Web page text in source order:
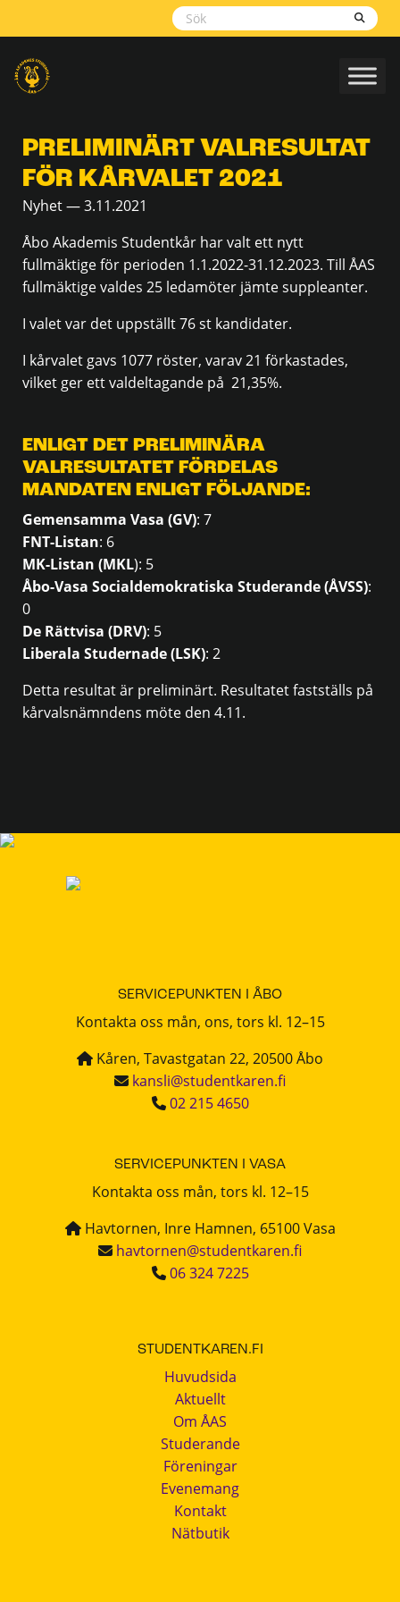
PRELIMINÄRT VALRESULTAT
FÖR KÅRVALET 2021
Nyhet — 3.11.2021
Åbo Akademis Studentkår har valt ett nytt
fullmäktige för perioden 1.1.2022-31.12.2023. Till ÅAS
fullmäktige valdes 25 ledamöter jämte suppleanter.
I valet var det uppställt 76 st kandidater.
I kårvalet gavs 1077 röster, varav 21 förkastades,
vilket ger ett valdeltagande på 21,35%.
ENLIGT DET PRELIMINÄRA
VALRESULTATET FÖRDELAS
MANDATEN ENLIGT FÖLJANDE:
Gemensamma Vasa (GV): 7
FNT-Listan: 6
MK-Listan (MKL): 5
Åbo-Vasa Socialdemokratiska Studerande (ÅVSS):
0
De Rättvisa (DRV): 5
Liberala Studernade (LSK): 2
Detta resultat är preliminärt. Resultatet fastställs på
kårvalsnämndens möte den 4.11.
SERVICEPUNKTEN I ÅBO
Kontakta oss mån, ons, tors kl. 12–15
Kåren, Tavastgatan 22, 20500 Åbo
kansli@studentkaren.fi
02 215 4650
SERVICEPUNKTEN I VASA
Kontakta oss mån, tors kl. 12–15
Havtornen, Inre Hamnen, 65100 Vasa
havtornen@studentkaren.fi
06 324 7225
STUDENTKAREN.FI
Huvudsida
Aktuellt
Om ÅAS
Studerande
Föreningar
Evenemang
Kontakt
Nätbutik